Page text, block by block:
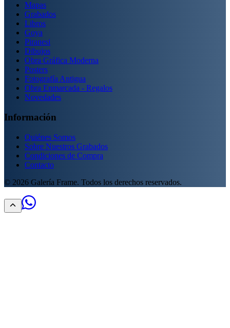
Mapas
Grabados
Libros
Goya
Piranesi
Dibujos
Obra Gráfica Moderna
Posters
Fotografía Antigua
Obra Enmarcada - Regalos
Novedades
Información
Quiénes Somos
Sobre Nuestros Grabados
Condiciones de Compra
Contacto
© 2026 Galería Frame. Todos los derechos reservados.